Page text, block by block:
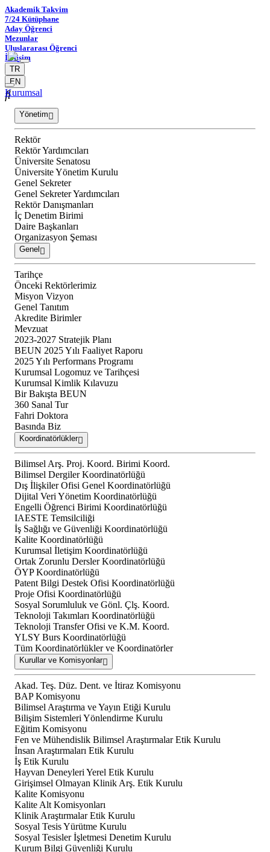
Akademik Takvim
7/24 Kütüphane
Aday Öğrenci
Mezunlar
Uluslararası Öğrenci
İletişim
TR
EN
Kurumsal
Yönetim
Rektör
Rektör Yardımcıları
Üniversite Senatosu
Üniversite Yönetim Kurulu
Genel Sekreter
Genel Sekreter Yardımcıları
Rektör Danışmanları
İç Denetim Birimi
Daire Başkanları
Organizasyon Şeması
Genel
Tarihçe
Önceki Rektörlerimiz
Misyon Vizyon
Genel Tanıtım
Akredite Birimler
Mevzuat
2023-2027 Stratejik Planı
BEUN 2025 Yılı Faaliyet Raporu
2025 Yılı Performans Programı
Kurumsal Logomuz ve Tarihçesi
Kurumsal Kimlik Kılavuzu
Bir Bakışta BEUN
360 Sanal Tur
Fahri Doktora
Basında Biz
Koordinatörlükler
Bilimsel Arş. Proj. Koord. Birimi Koord.
Bilimsel Dergiler Koordinatörlüğü
Dış İlişkiler Ofisi Genel Koordinatörlüğü
Dijital Veri Yönetim Koordinatörlüğü
Engelli Öğrenci Birimi Koordinatörlüğü
IAESTE Temsilciliği
İş Sağlığı ve Güvenliği Koordinatörlüğü
Kalite Koordinatörlüğü
Kurumsal İletişim Koordinatörlüğü
Ortak Zorunlu Dersler Koordinatörlüğü
ÖYP Koordinatörlüğü
Patent Bilgi Destek Ofisi Koordinatörlüğü
Proje Ofisi Koordinatörlüğü
Sosyal Sorumluluk ve Gönl. Çlş. Koord.
Teknoloji Takımları Koordinatörlüğü
Teknoloji Transfer Ofisi ve K.M. Koord.
YLSY Burs Koordinatörlüğü
Tüm Koordinatörlükler ve Koordinatörler
Kurullar ve Komisyonlar
Akad. Teş. Düz. Dent. ve İtiraz Komisyonu
BAP Komisyonu
Bilimsel Araştırma ve Yayın Etiği Kurulu
Bilişim Sistemleri Yönlendirme Kurulu
Eğitim Komisyonu
Fen ve Mühendislik Bilimsel Araştırmalar Etik Kurulu
İnsan Araştırmaları Etik Kurulu
İş Etik Kurulu
Hayvan Deneyleri Yerel Etik Kurulu
Girişimsel Olmayan Klinik Arş. Etik Kurulu
Kalite Komisyonu
Kalite Alt Komisyonları
Klinik Araştırmalar Etik Kurulu
Sosyal Tesis Yürütme Kurulu
Sosyal Tesisler İşletmesi Denetim Kurulu
Kurum Bilgi Güvenliği Kurulu